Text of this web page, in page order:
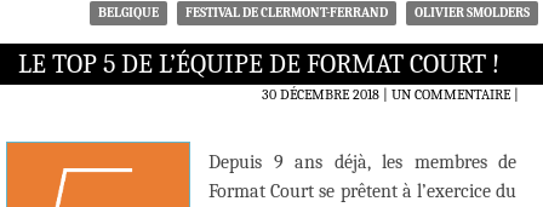
BELGIQUE FESTIVAL DE CLERMONT-FERRAND OLIVIER SMOLDERS
LE TOP 5 DE L’ÉQUIPE DE FORMAT COURT !
30 DÉCEMBRE 2018 UN COMMENTAIRE|
Depuis 9 ans déjà, les membres de
Format Court se prêtent à l’exercice du